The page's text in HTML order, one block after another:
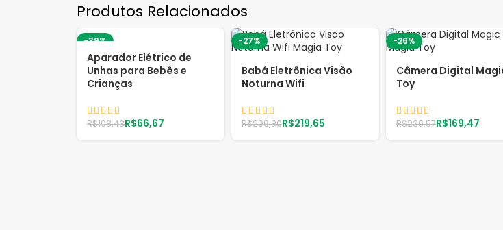
Produtos Relacionados
-39%
Aparador Elétrico de
Unhas para Bebês e
Crianças
R$108,43R$66,67
-27%
Babá Eletrônica Visão
Noturna Wifi
R$299,80R$219,65
-26%
Câmera Digital
Toy
R$230,57R$169,47